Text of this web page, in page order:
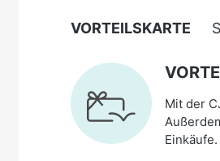
VORTEILSKARTE
Mit der
Einkäufe.